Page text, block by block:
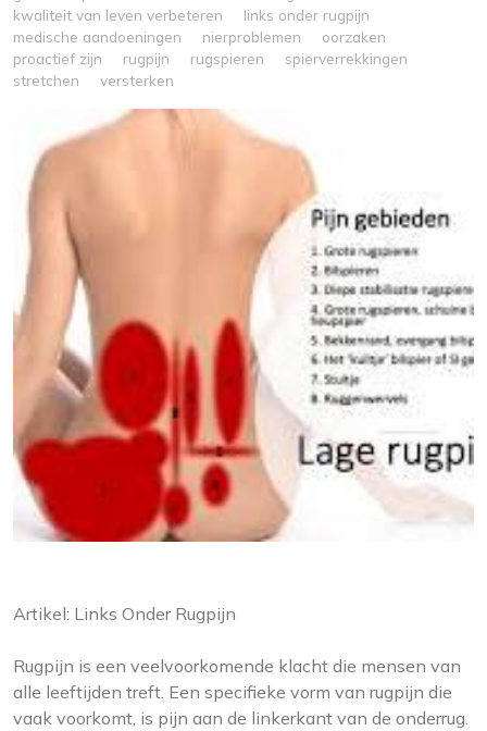
kwaliteit van leven verbeteren
links onder rugpijn
medische aandoeningen
nierproblemen
oorzaken
proactief zijn
rugpijn rugspieren
spierverrekkingen
stretchen
versterken
Artikel: Links Onder Rugpijn
Rugpijn is een veelvoorkomende klacht die mensen van
alle leeftijden treft. Een specifieke vorm van rugpijn die
vaak voorkomt, is pijn aan de linkerkant van de onderrug.